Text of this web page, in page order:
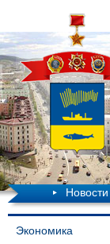
Новости
Экономика